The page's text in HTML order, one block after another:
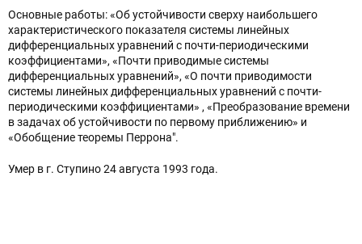
Основные работы: «Об устойчивости сверху наибольшего
характеристического показателя системы линейных
дифференциальных уравнений с почти-периодическими
коэффициентами», «Почти приводимые системы
дифференциальных уравнений», «О почти приводимости
системы линейных дифференциальных уравнений с почти-
периодическими коэффициентами» , «Преобразование времени
в задачах об устойчивости по первому приближению» и
«Обобщение теоремы Перрона".
Умер в г. Ступино 24 августа 1993 года.